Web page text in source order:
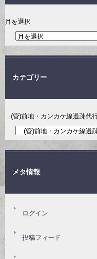
月を選択
カテゴリー
(管)前地・カンカケ線過疎代
メタ情報
ログイン
投稿フィード